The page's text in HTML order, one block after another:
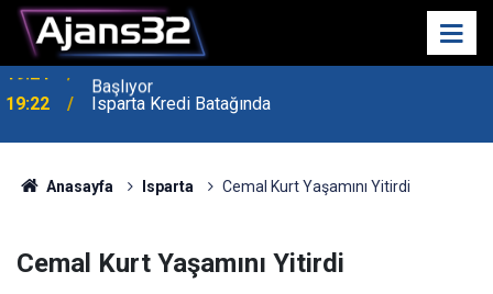
19:22 Isparta Kredi Batağında
Anasayfa Isparta Cemal Kurt Yaşamını Yitirdi
Cemal Kurt Yaşamını Yitirdi